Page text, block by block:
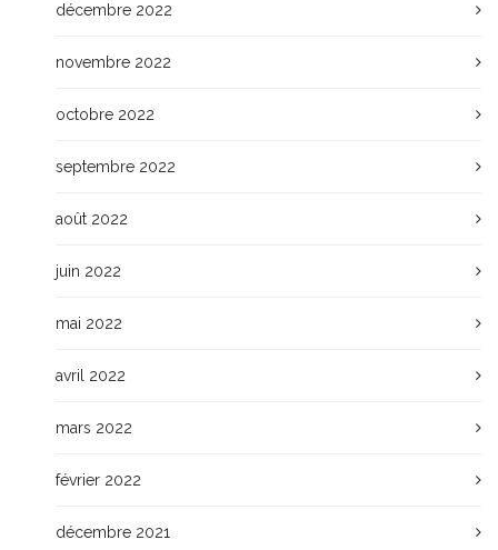
décembre 2022
novembre 2022
octobre 2022
septembre 2022
août 2022
juin 2022
mai 2022
avril 2022
mars 2022
février 2022
décembre 2021